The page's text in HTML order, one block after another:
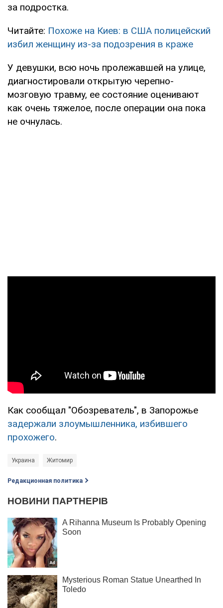
за подростка.
Читайте: Похоже на Киев: в США полицейский
избил женщину из-за подозрения в краже
У девушки, всю ночь пролежавшей на улице,
диагностировали открытую черепно-
мозговую травму, ее состояние оценивают
как очень тяжелое, после операции она пока
не очнулась.
Как сообщал "Обозреватель", в Запорожье
задержали злоумышленника, избившего
прохожего.
Украина Житомир
Редакционная политика